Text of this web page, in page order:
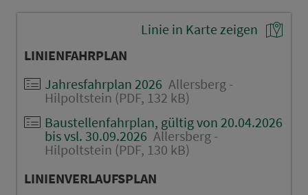
Linie in Karte zeigen
LINIENFAHRPLAN
Jahresfahrplan 2026 Allersberg -
Hilpoltstein (PDF, 132 kB)
Baustellenfahrplan, gültig von 20.04.2026
bis vsl. 30.09.2026 Allersberg -
Hilpoltstein (PDF, 130 kB)
LINIENVERLAUFSPLAN